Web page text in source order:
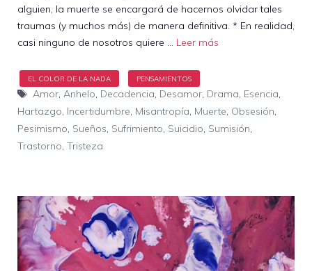
alguien, la muerte se encargará de hacernos olvidar tales
traumas (y muchos más) de manera definitiva. * En realidad,
casi ninguno de nosotros quiere … Leer más
Etiquetas
Amor, Anhelo, Decadencia, Desamor, Drama, Esencia,
Hartazgo, Incertidumbre, Misantropía, Muerte, Obsesión,
Pesimismo, Sueños, Sufrimiento, Suicidio, Sumisión,
Trastorno, Tristeza